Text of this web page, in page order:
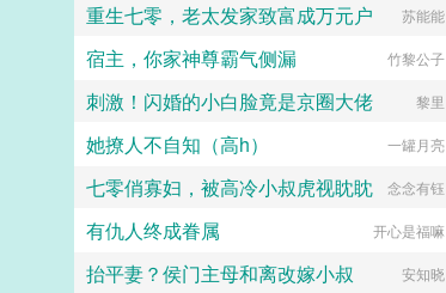
盲卡牌新娘。紧接着，就是某位已经
合法化为了他柔弱需要照顾的耳聋卡
个卡牌老婆，但要命的是，他们的老
个卡牌世界都因变成鳏夫的他们动荡
自己又能召唤自己的老婆了。健健康
没有好转，反而更恶化了。因为发现
人？！没想到身体彻底痊愈就会变成
重生七零，老太发家致富成万元户 苏能能
宿主，你家神尊霸气侧漏 竹黎公子
刺激！闪婚的小白脸竟是京圈大佬 黎里
她撩人不自知（高h） 一罐月亮
七零俏寡妇，被高冷小叔虎视眈眈 念念有钰
有仇人终成眷属 开心是福嘛
抬平妻？侯门主母和离改嫁小叔 安知晓